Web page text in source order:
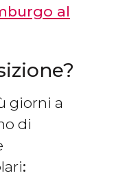
al
giorni a
di
: